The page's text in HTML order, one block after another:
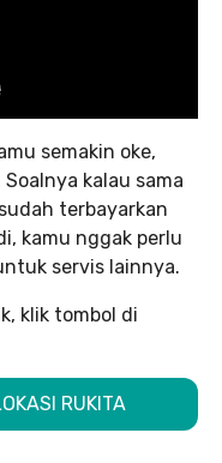
semakin oke,
kalau sama
terbayarkan
kamu nggak perlu
servis lainnya.
klik tombol di
RUKITA